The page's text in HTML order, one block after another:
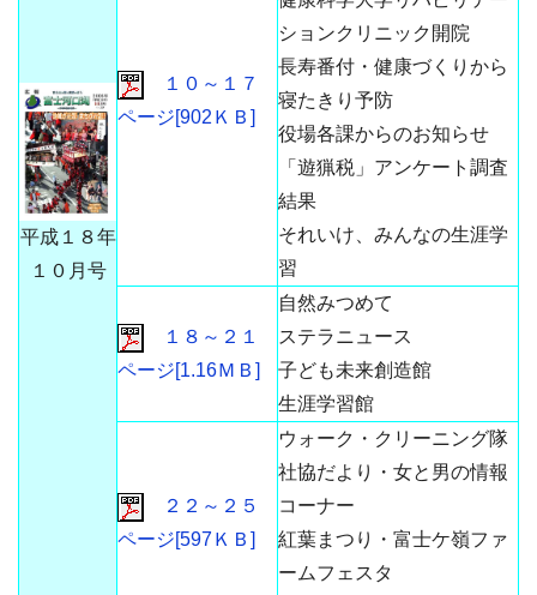
平成１８年
１０月号
１０～１７
ページ[902ＫＢ]
ションクリニック開院
長寿番付・健康づくりから
寝たきり予防
役場各課からのお知らせ
「遊猟税」アンケート調査
結果
それいけ、みんなの生涯学
習
１８～２１
ページ[1.16ＭＢ]
自然みつめて
ステラニュース
子ども未来創造館
生涯学習館
２２～２５
ページ[597ＫＢ]
ウォーク・クリーニング隊
社協だより・女と男の情報
コーナー
紅葉まつり・富士ケ嶺ファ
ームフェスタ